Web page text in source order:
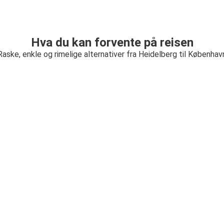
Hva du kan forvente på reisen
enkle og rimelige alternativer fra Heidelberg til